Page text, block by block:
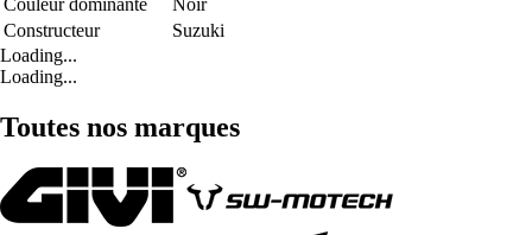
Couleur dominante
Noir
Constructeur
Suzuki
Loading...
Loading...
Toutes nos marques